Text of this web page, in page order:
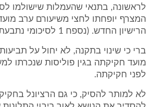
לראשונה, בתנאי שהעמלות שישולמו
המצרף יופחתו לחצי משיעורם ערב
הרישיון החדש. (נספח 1 לסיכומי נתבעת).
ברי כי שינוי בתקנה, לא יחול על
מועד חקיקתה בגין פוליסות שנכרתו
לפני חקיקתה.
לא למותר להסיק, כי גם הרציונל